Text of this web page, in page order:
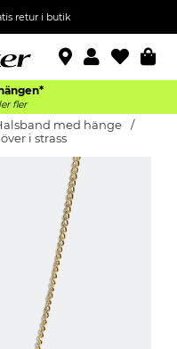
retur i butik
fler
med hänge
i strass